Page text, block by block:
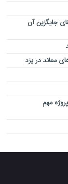
جایگزین آن
معاند در یزد
مهم